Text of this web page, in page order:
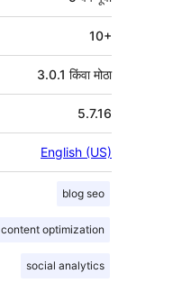
10+
3.0.1 किंवा मोठा
5.7.16
English (US)
blog seo
content optimization
social analytics